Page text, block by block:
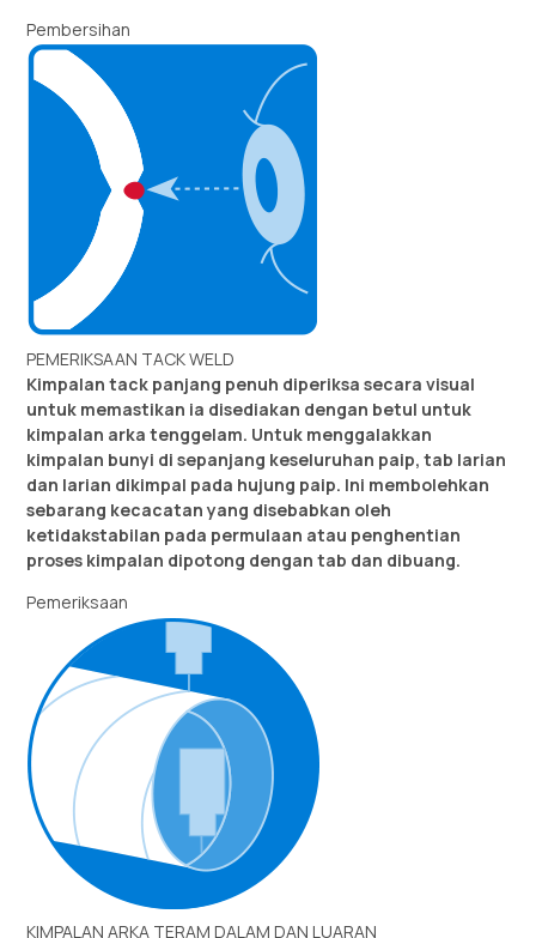
Pembersihan
PEMERIKSAAN TACK WELD
Kimpalan tack panjang penuh diperiksa secara visual
untuk memastikan ia disediakan dengan betul untuk
kimpalan arka tenggelam. Untuk menggalakkan
kimpalan bunyi di sepanjang keseluruhan paip, tab larian
dan larian dikimpal pada hujung paip. Ini membolehkan
sebarang kecacatan yang disebabkan oleh
ketidakstabilan pada permulaan atau penghentian
proses kimpalan dipotong dengan tab dan dibuang.
Pemeriksaan
KIMPALAN ARKA TERAM DALAM DAN LUARAN